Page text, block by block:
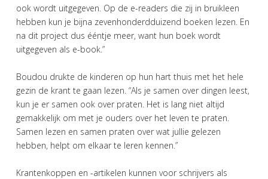
ook wordt uitgegeven. Op de e-readers die zij in bruikleen
hebben kun je bijna zevenhonderdduizend boeken lezen. En
na dit project dus ééntje meer, want hun boek wordt
uitgegeven als e-book.”
Boudou drukte de kinderen op hun hart thuis met het hele
gezin de krant te gaan lezen. “Als je samen over dingen leest,
kun je er samen ook over praten. Het is lang niet altijd
gemakkelijk om met je ouders over het leven te praten.
Samen lezen en samen praten over wat jullie gelezen
hebben, helpt om elkaar te leren kennen.”
Krantenkoppen en -artikelen kunnen voor schrijvers als